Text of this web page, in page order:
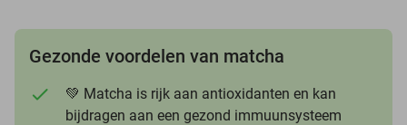
Gezonde voordelen van matcha
💚 Matcha is rijk aan antioxidanten en kan
bijdragen aan een gezond immuunsysteem